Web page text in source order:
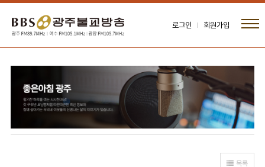
로그인 회원가입
목록